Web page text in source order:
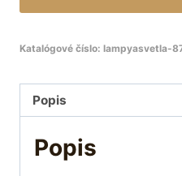
Katalógové číslo: lampyasvetla-
Popis
Popis